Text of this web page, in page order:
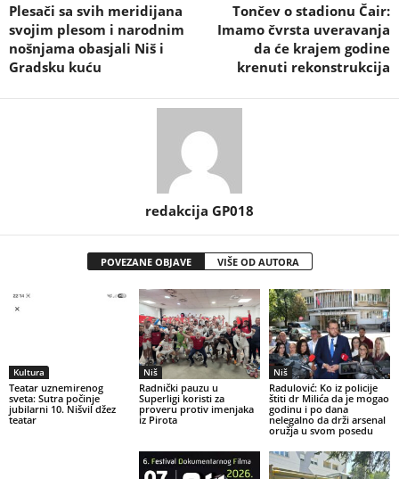
Plesači sa svih meridijana
svojim plesom i narodnim
nošnjama obasjali Niš i
Gradsku kuću
Tončev o stadionu Čair:
Imamo čvrsta uveravanja
da će krajem godine
krenuti rekonstrukcija
redakcija GP018
POVEZANE OBJAVE VIŠE OD AUTORA
Kultura
Teatar uznemirenog
sveta: Sutra počinje
jubilarni 10. Nišvil džez
teatar
Niš
Radnički pauzu u
Superligi koristi za
proveru protiv imenjaka
iz Pirota
Niš
Radulović: Ko iz policije
štiti dr Milića da je mogao
godinu i po dana
nelegalno da drži arsenal
oružja u svom posedu